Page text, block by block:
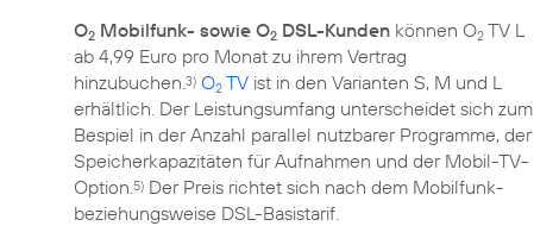
O2 Mobilfunk- sowie O2 DSL-Kunden können O2 TV L
ab 4,99 Euro pro Monat zu ihrem Vertrag
hinzubuchen.3) O2 TV ist in den Varianten S, M und L
erhältlich. Der Leistungsumfang unterscheidet sich zum
Bespiel in der Anzahl parallel nutzbarer Programme, der
Speicherkapazitäten für Aufnahmen und der Mobil-TV-
Option.5) Der Preis richtet sich nach dem Mobilfunk-
beziehungsweise DSL-Basistarif.